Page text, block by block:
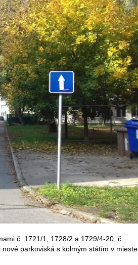
č. 1721/1, 1728/2 a 1729/4-20, č.
parkoviská s kolmým státím v mieste